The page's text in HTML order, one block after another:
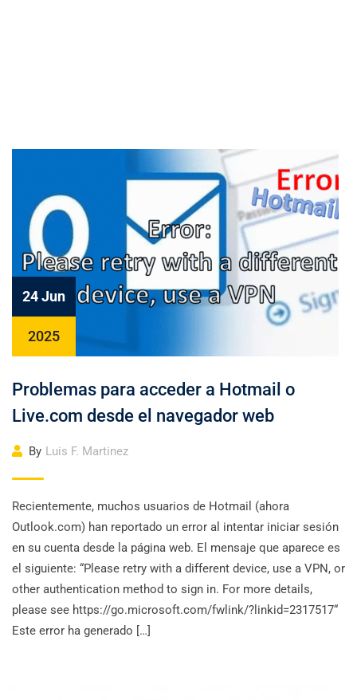
24 Jun
2025
Problemas para acceder a Hotmail o
Live.com desde el navegador web
By Luis F. Martinez
Recientemente, muchos usuarios de Hotmail (ahora
Outlook.com) han reportado un error al intentar iniciar sesión
en su cuenta desde la página web. El mensaje que aparece es
el siguiente: “Please retry with a different device, use a VPN, or
other authentication method to sign in. For more details,
please see https://go.microsoft.com/fwlink/?linkid=2317517“
Este error ha generado […]